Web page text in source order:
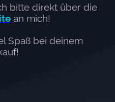
bitte direkt über die
an mich!
Spaß bei deinem